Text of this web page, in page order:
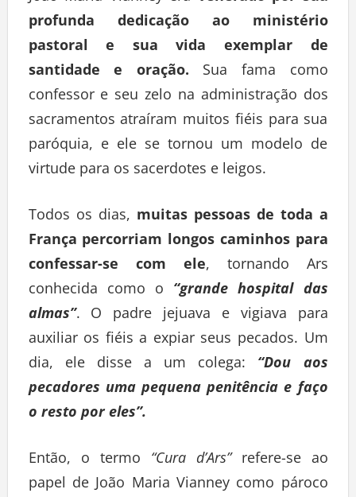
profunda dedicação ao ministério
pastoral e sua vida exemplar de
santidade e oração. Sua fama como
confessor e seu zelo na administração dos
sacramentos atraíram muitos fiéis para sua
paróquia, e ele se tornou um modelo de
virtude para os sacerdotes e leigos.
Todos os dias, muitas pessoas de toda a
França percorriam longos caminhos para
confessar-se com ele, tornando Ars
conhecida como o “grande hospital das
almas”. O padre jejuava e vigiava para
auxiliar os fiéis a expiar seus pecados. Um
dia, ele disse a um colega: “Dou aos
pecadores uma pequena penitência e faço
o resto por eles”.
Então, o termo “Cura d’Ars” refere-se ao
papel de João Maria Vianney como pároco